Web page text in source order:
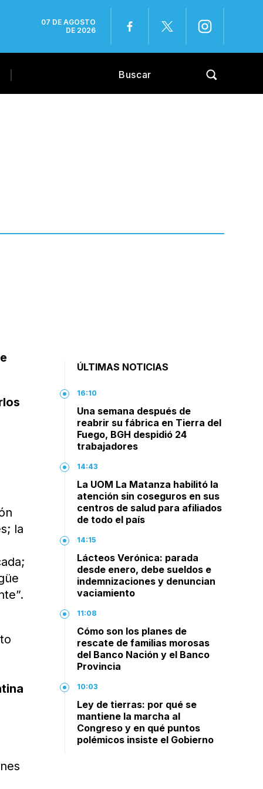
07 DE AGOSTO
DE 2026
la
ÚLTIMAS NOTICIAS
16:10
Una semana después de
reabrir su fábrica en Tierra del
Fuego, BGH despidió 24
trabajadores
14:43
La UOM La Matanza habilitó la
atención sin coseguros en sus
centros de salud para afiliados
de todo el país
14:15
Lácteos Verónica: parada
desde enero, debe sueldos e
indemnizaciones y denuncian
vaciamiento
11:08
Cómo son los planes de
rescate de familias morosas
del Banco Nación y el Banco
Provincia
10:03
Ley de tierras: por qué se
mantiene la marcha al
Congreso y en qué puntos
polémicos insiste el Gobierno